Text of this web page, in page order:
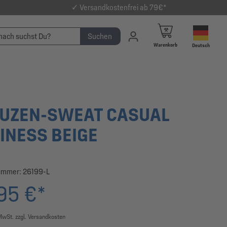
✓ Versandkostenfrei ab 79€*
Suchen
Warenkorb Deutsch
SWEAT CASUAL
BEIGE
26199-L
€*
zzgl. Versandkosten